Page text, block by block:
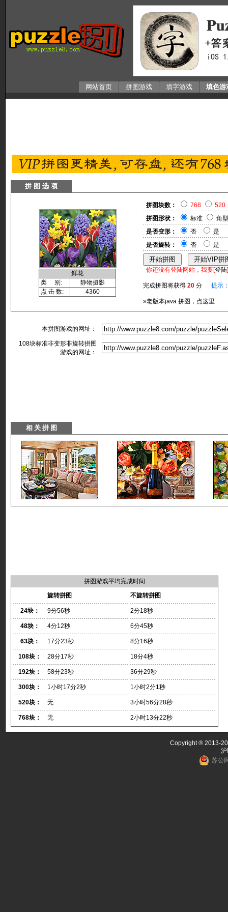
网站首页 拼图游戏 填字游戏 填色游
拼 图 选 项
鲜花
类 别:
静物摄影
点 击 数:
4360
拼图块数： 768
520
拼图形状：
标准
角型
是否变形：
否
是
是否旋转：
否 是
你还没有登陆网站，我要[登陆
完成拼图将获得 20 分 提示
»老版本java 拼图，点这里
本拼图游戏的网址：
108块标准非变形非旋转拼图
游戏的网址：
拼图游戏平均完成时间
旋转拼图
不旋转拼图
24块： 9分56秒 2分18秒
48块： 4分12秒 6分45秒
63块： 17分23秒 8分16秒
108块： 28分17秒 18分4秒
192块： 58分23秒 36分29秒
300块： 1小时17分2秒 1小时2分1秒
520块： 无 3小时56分28秒
768块： 无 2小时13分22秒
Copyright ® 2013-
苏公